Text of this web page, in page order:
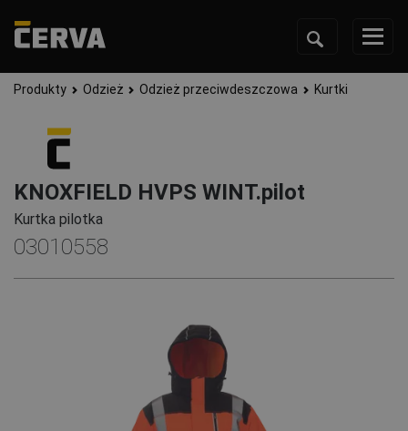
Produkty Odzież Odzież przeciwdeszczowa Kurtki
KNOXFIELD HVPS WINT.pilot
Kurtka pilotka
03010558